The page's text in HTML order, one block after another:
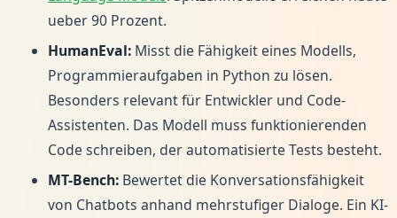
ueber 90 Prozent.
HumanEval:Misst die Fähigkeit eines Modells,
Programmieraufgaben in Python zu lösen.
Besonders relevant für Entwickler und Code-
Assistenten. Das Modell muss funktionierenden
Code schreiben, der automatisierte Tests besteht.
MT-Bench:Bewertet die Konversationsfähigkeit
von Chatbots anhand mehrstufiger Dialoge. Ein KI-